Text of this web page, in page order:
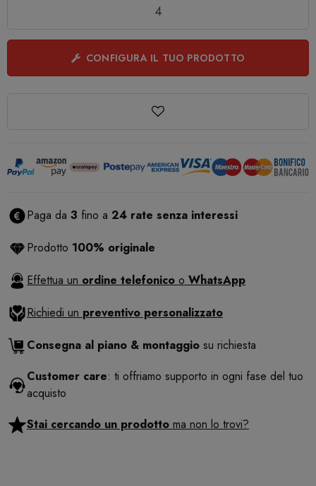
CONFIGURA IL TUO PRODOTTO
Paga da 3 fino a 24 rate senza interessi
Prodotto 100% originale
Effettua un ordine telefonico o WhatsApp
Richiedi un preventivo personalizzato
Consegna al piano & montaggio su richiesta
Customer care: ti offriamo supporto in ogni fase del tuo
acquisto
Stai cercando un prodotto ma non lo trovi?